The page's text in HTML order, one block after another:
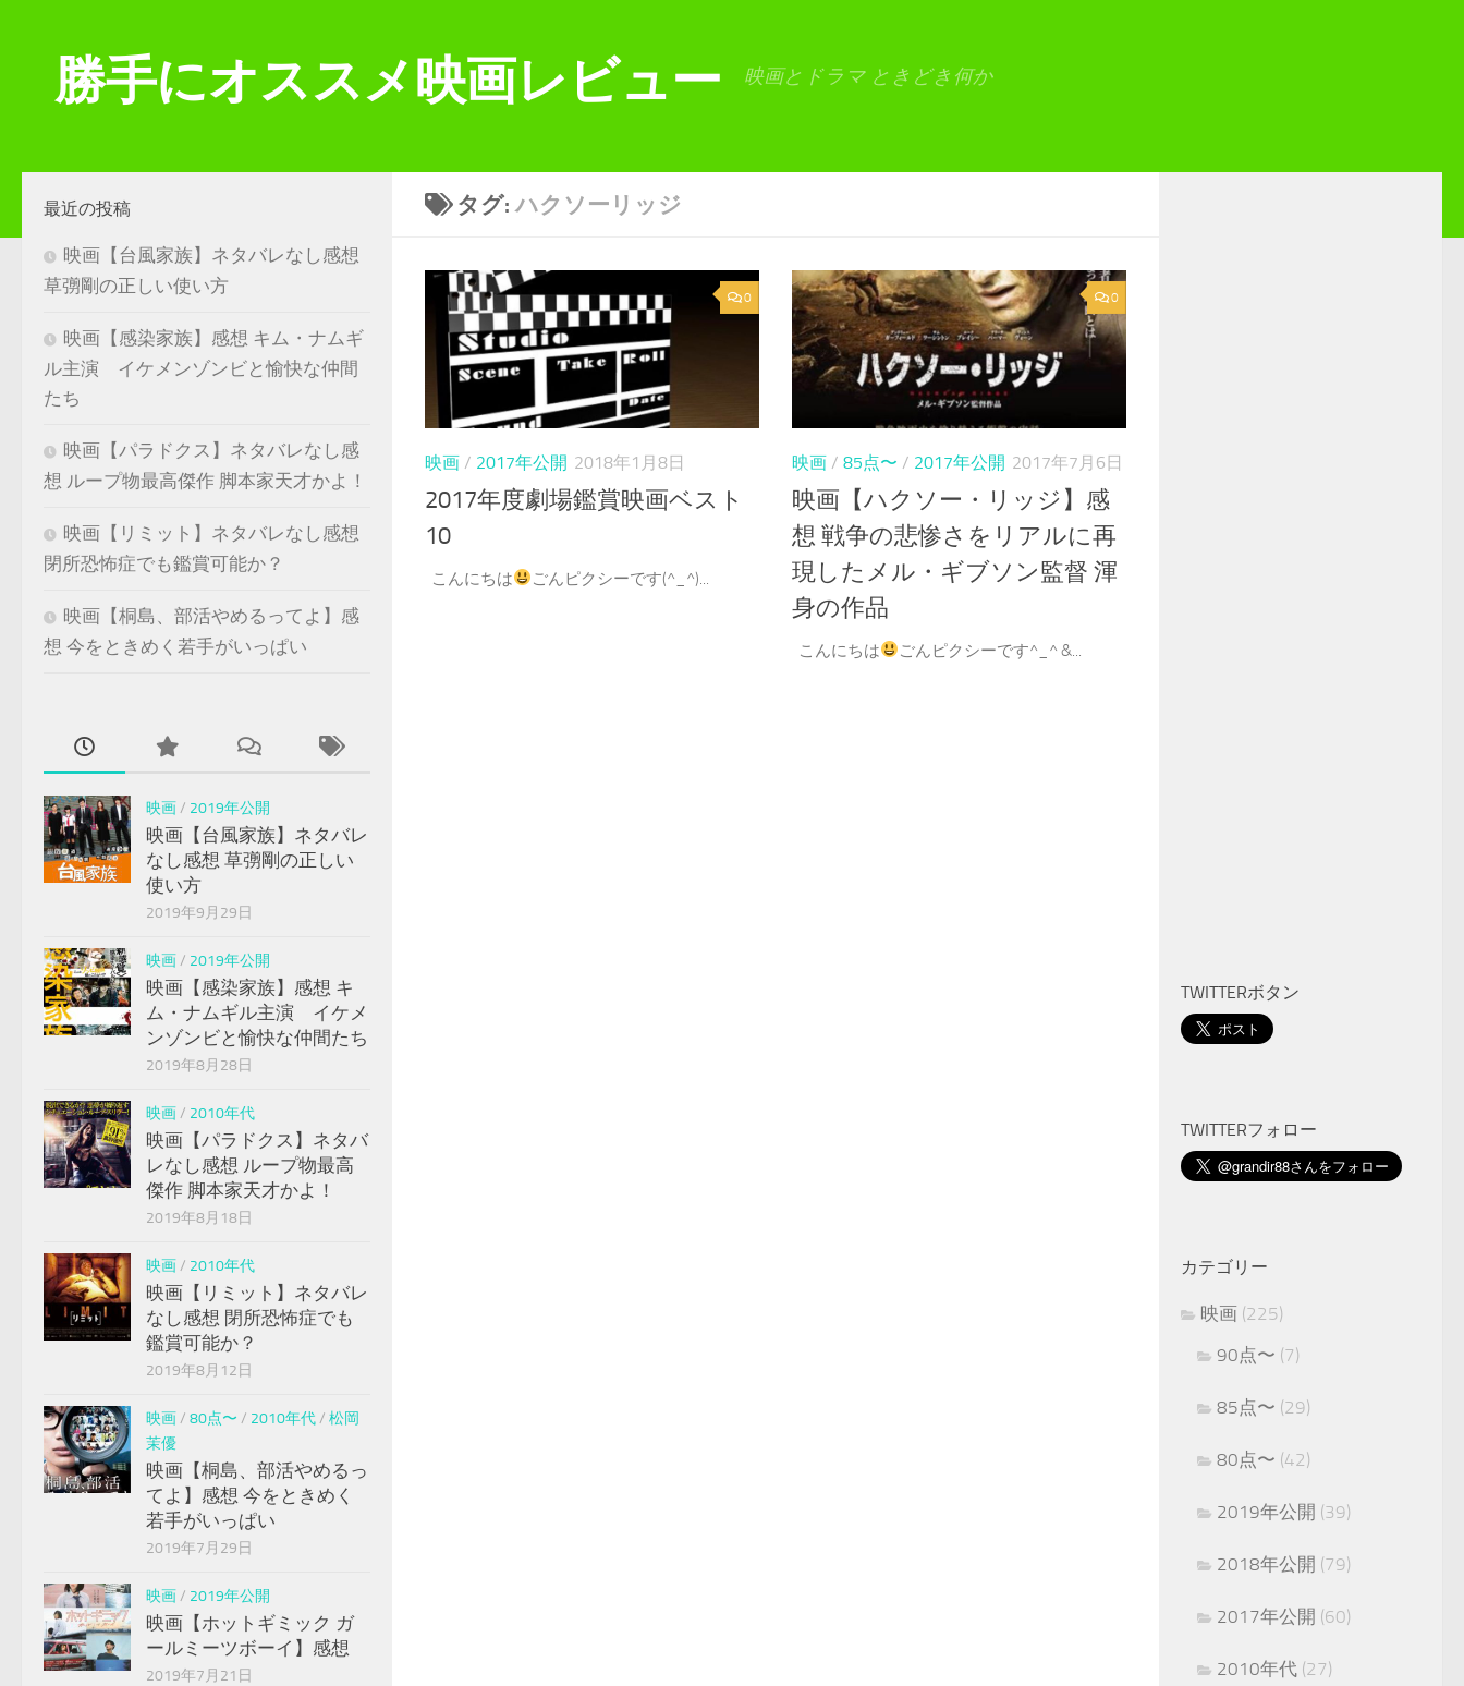
勝手にオススメ映画レビュー 映画とドラマ ときどき何か
タグ:ハクソーリッジ
0
映画 / 2017年公開 2018年1月8日
2017年度劇場鑑賞映画ベスト
10
こんにちは ごんピクシーです(^_^)...
0
映画 / 85点〜 / 2017年公開 2017年7月6日
映画【ハクソー・リッジ】感
想 戦争の悲惨さをリアルに再
現したメル・ギブソン監督 渾
身の作品
こんにちは ごんピクシーです^_^ &...
最近の投稿
映画【台風家族】ネタバレなし感想
草彅剛の正しい使い方
映画【感染家族】感想 キム・ナムギ
ル主演 イケメンゾンビと愉快な仲間
たち
映画【パラドクス】ネタバレなし感
想 ループ物最高傑作 脚本家天才かよ！
映画【リミット】ネタバレなし感想
閉所恐怖症でも鑑賞可能か？
映画【桐島、部活やめるってよ】感
想 今をときめく若手がいっぱい
映画/ 2019年公開
映画【台風家族】ネタバレ
なし感想 草彅剛の正しい
使い方
2019年9月29日
映画/ 2019年公開
映画【感染家族】感想 キ
ム・ナムギル主演 イケメ
ンゾンビと愉快な仲間たち
2019年8月28日
映画/ 2010年代
映画【パラドクス】ネタバ
レなし感想 ループ物最高
傑作 脚本家天才かよ！
2019年8月18日
映画/ 2010年代
映画【リミット】ネタバレ
なし感想 閉所恐怖症でも
鑑賞可能か？
2019年8月12日
映画/ 80点〜 / 2010年代/ 松岡
茉優
映画【桐島、部活やめるっ
てよ】感想 今をときめく
若手がいっぱい
2019年7月29日
映画/ 2019年公開
映画【ホットギミック ガ
ールミーツボーイ】感想
2019年7月21日
TWITTERボタン
TWITTERフォロー
カテゴリー
映画 (225)
90点〜 (7)
85点〜 (29)
80点〜 (42)
2019年公開 (39)
2018年公開 (79)
2017年公開 (60)
2010年代 (27)